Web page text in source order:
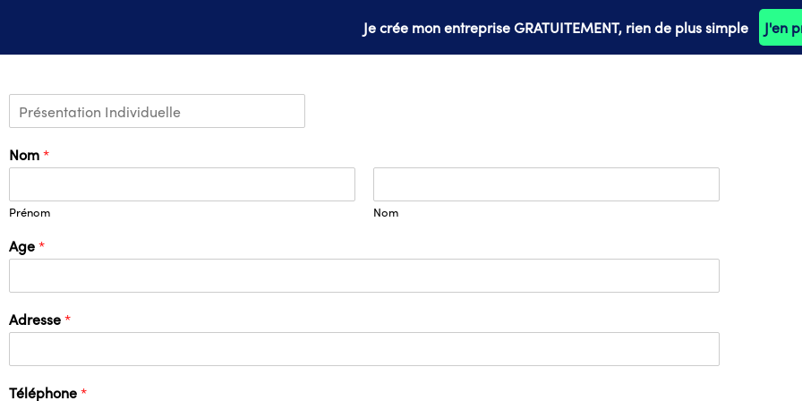
Je crée mon entreprise GRATUITEMENT, rien de plus simple J'en
Nom*
Prénom Nom
Age*
Adresse*
Téléphone*